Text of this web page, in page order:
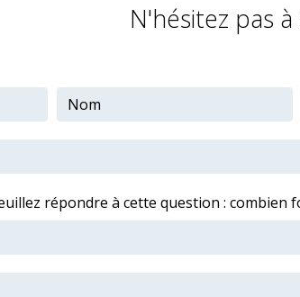
N'hésitez pas
répondre à cette question : combien